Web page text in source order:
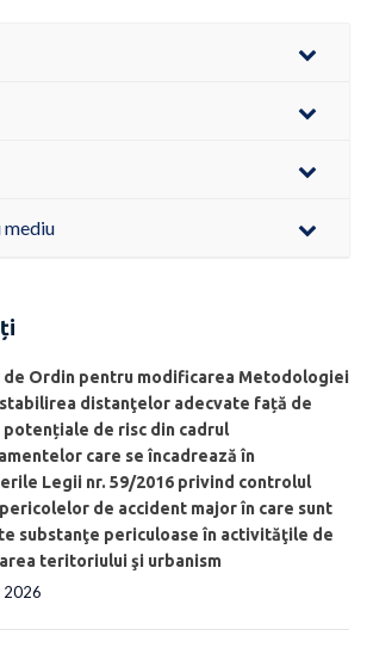
mediu
de Ordin pentru modificarea Metodologiei
distanţelor adecvate față de
potențiale de risc din cadrul
care se încadrează în
Legii nr. 59/2016 privind controlul
de accident major în care sunt
substanţe periculoase în activităţile de
teritoriului şi urbanism
2026